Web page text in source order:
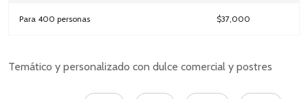
Para 400 personas $37,000
Temático y personalizado con dulce comercial y postres